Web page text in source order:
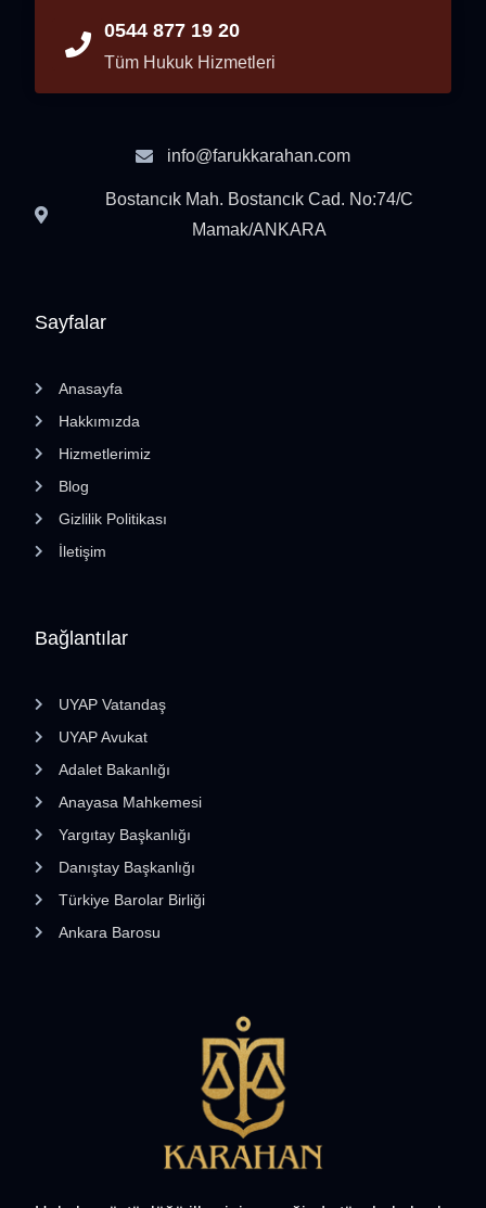
Bağlantılar
UYAP Vatandaş
UYAP Avukat
Adalet Bakanlığı
Anayasa Mahkemesi
Yargıtay Başkanlığı
Danıştay Başkanlığı
Türkiye Barolar Birliği
Ankara Barosu
Sayfalar
Anasayfa
Hakkımızda
Hizmetlerimiz
Blog
Gizlilik Politikası
İletişim
0544 877 19 20
Tüm Hukuk Hizmetleri
info@farukkarahan.com
Bostancık Mah. Bostancık Cad. No:74/C
Mamak/ANKARA